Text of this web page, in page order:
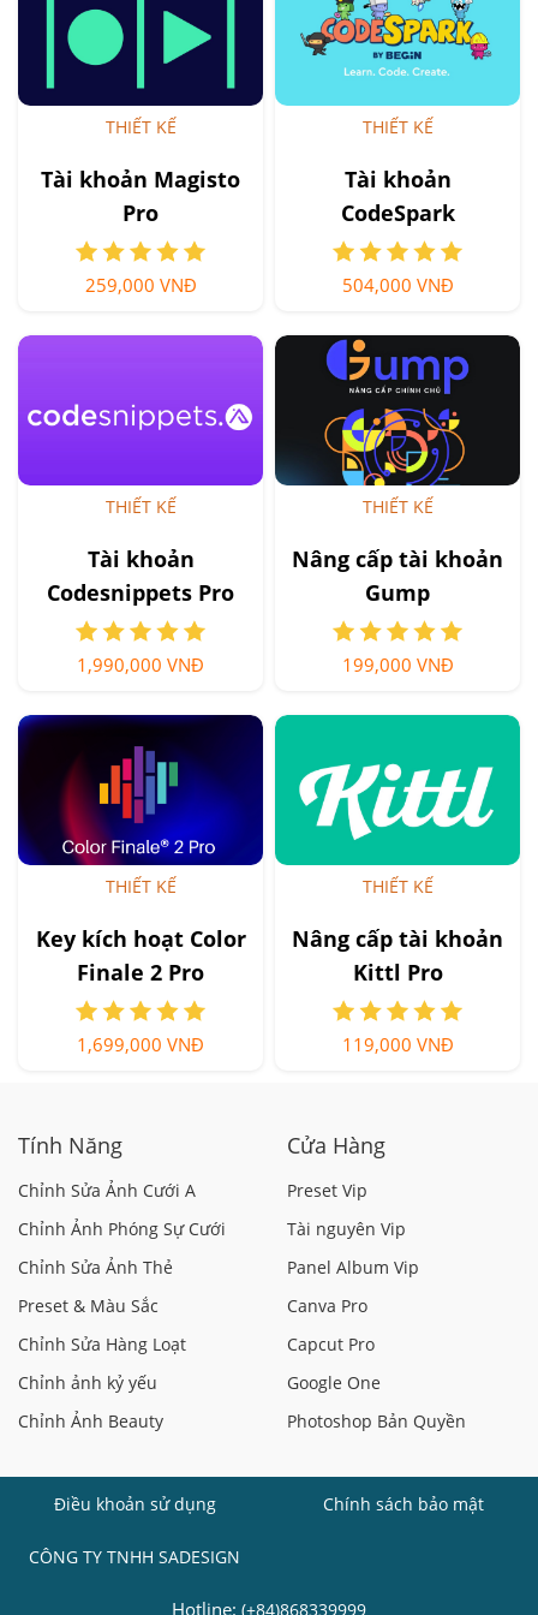
THIẾT KẾ
Tài khoản Magisto
Pro
259,000 VNĐ
THIẾT KẾ
Tài khoản
CodeSpark
504,000 VNĐ
THIẾT KẾ
Tài khoản
Codesnippets Pro
1,990,000 VNĐ
THIẾT KẾ
Nâng cấp tài khoản
Gump
199,000 VNĐ
THIẾT KẾ
Key kích hoạt Color
Finale 2 Pro
1,699,000 VNĐ
THIẾT KẾ
Nâng cấp tài khoản
Kittl Pro
119,000 VNĐ
Tính Năng
Chỉnh Sửa Ảnh Cưới A
Chỉnh Ảnh Phóng Sự Cưới
Chỉnh Sửa Ảnh Thẻ
Preset & Màu Sắc
Chỉnh Sửa Hàng Loạt
Chỉnh ảnh kỷ yếu
Chỉnh Ảnh Beauty
Cửa Hàng
Preset Vip
Tài nguyên Vip
Panel Album Vip
Canva Pro
Capcut Pro
Google One
Photoshop Bản Quyền
Điều khoản sử dụng Chính sách bảo mật
CÔNG TY TNHH SADESIGN
Hotline: (+84)868339999